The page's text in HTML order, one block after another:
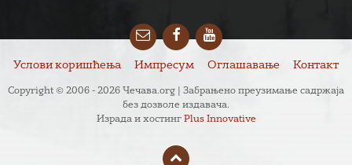
EmailFacebookYouTube
Услови коришћења Импресум Оглашавање Контакт
Copyright © 2006 - 2026 Чечава.org | Забрањено преузимање садржаја
без дозволе издавача.
Израда и хостинг Plus Innovative